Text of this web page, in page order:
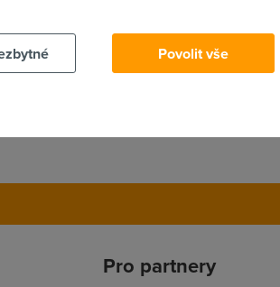
Pro partnery
Povolit vše